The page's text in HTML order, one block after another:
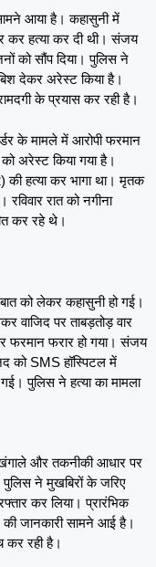
आया है। कहासुनी में
कर हत्या कर दी थी। संजय
को सौंप दिया। पुलिस ने
देकर अरेस्ट किया है।
के प्रयास कर रही है।
के मामले में आरोपी फरमान
को अरेस्ट किया गया है।
की हत्या कर भागा था। मृतक
रात को नगीना
कर रहे थे।
को लेकर कहासुनी हो गई।
वाजिद पर ताबड़तोड़ वार
फरमान फरार हो गया। संजय
को SMS हॉस्पिटल में
पुलिस ने हत्या का मामला
और तकनीकी आधार पर
पुलिस ने मुखबिरों के जरिए
कर लिया। प्रारंभिक
जानकारी सामने आई है।
कर रही है।